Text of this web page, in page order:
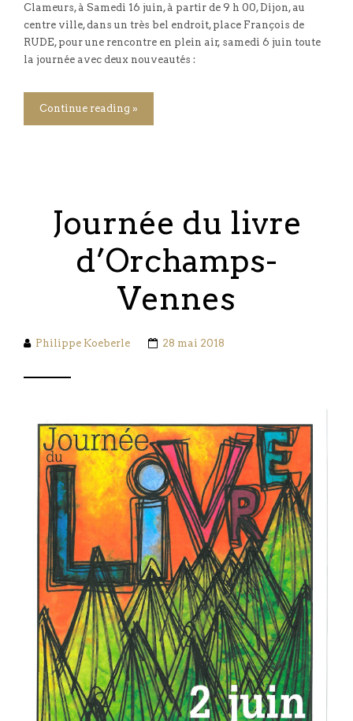
Clameurs, à Samedi 16 juin, à partir de 9 h 00, Dijon, au
centre ville, dans un très bel endroit, place François de
RUDE, pour une rencontre en plein air, samedi 6 juin toute
la journée avec deux nouveautés :
Continue reading »
Journée du livre
d’Orchamps-
Vennes
Philippe Koeberle 28 mai 2018